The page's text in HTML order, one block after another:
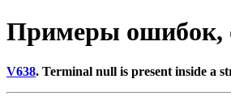
Примеры ошибок,
V638. Terminal null is present inside a